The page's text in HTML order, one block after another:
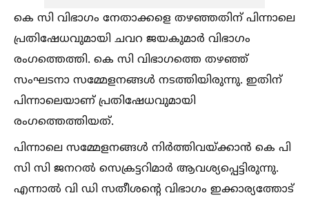
കെ സി വിഭാഗം നേതാക്കളെ തഴഞ്ഞതിന് പിന്നാലെ
പ്രതിഷേധവുമായി ചവറ ജയകുമാർ വിഭാഗം
രംഗത്തെത്തി. കെ സി വിഭാഗത്തെ തഴഞ്ഞ്
സംഘടനാ സമ്മേളനങ്ങള്‍ നടത്തിയിരുന്നു. ഇതിന്
പിന്നാലെയാണ് പ്രതിഷേധവുമായി
രംഗത്തെത്തിയത്.
പിന്നാലെ സമ്മേളനങ്ങള്‍ നിർത്തിവയ്ക്കാൻ കെ പി
സി സി ജനറല്‍ സെക്രട്ടറിമാർ ആവശ്യപ്പെട്ടിരുന്നു.
എന്നാല്‍ വി ഡി സതീശൻ്റെ വിഭാഗം ഇക്കാര്യത്തോട്